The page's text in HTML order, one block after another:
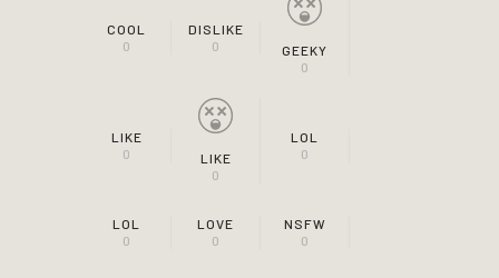
COOL
0
DISLIKE
0
GEEKY
0
LIKE
0
LIKE
0
LOL
0
LOL
0
LOVE
0
NSFW
0